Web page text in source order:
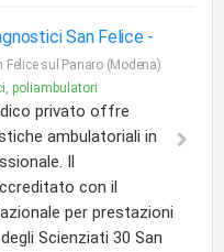
San Felice -
Felice sul Panaro (Modena)
poliambulatori
privato offre
ambulatoriali in
Il
con il
per prestazioni
Scienziati 30 San